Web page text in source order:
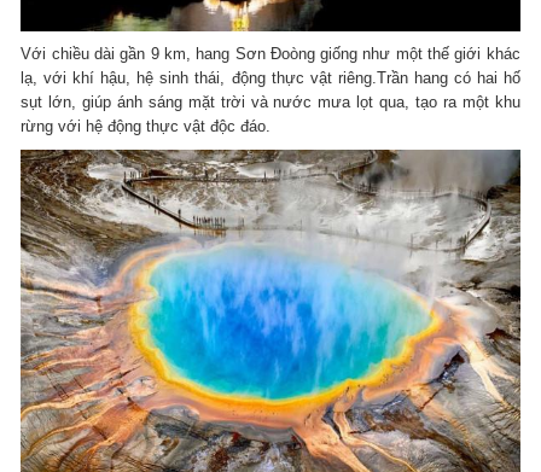
Với chiều dài gần 9 km, hang Sơn Đoòng giống như một thế giới khác
lạ, với khí hậu, hệ sinh thái, động thực vật riêng.Trần hang có hai hố
sụt lớn, giúp ánh sáng mặt trời và nước mưa lọt qua, tạo ra một khu
rừng với hệ động thực vật độc đáo.